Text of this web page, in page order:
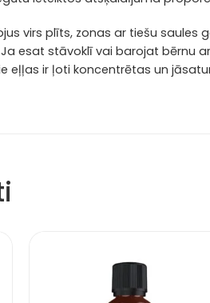
virs plīts, zonas ar tiešu saules
esat stāvoklī vai barojat bērnu
eļļas ir ļoti koncentrētas un